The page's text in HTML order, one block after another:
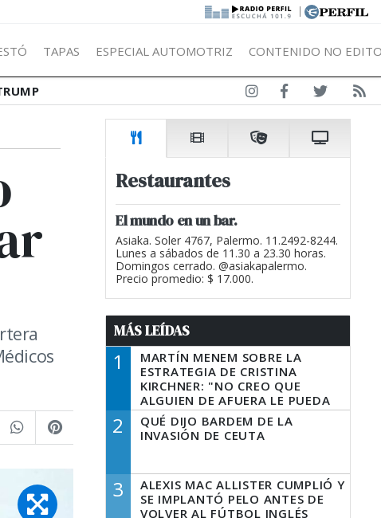
|
TAPAS ESPECIAL AUTOMOTRIZ CONTENIDO NO
Restaurantes
El mundo en un bar.
Asiaka. Soler 4767, Palermo. 11.2492-8244.
Lunes a sábados de 11.30 a 23.30 horas.
Domingos cerrado. @asiakapalermo.
Precio promedio: $ 17.000.
MÁS LEÍDAS
1
MARTÍN MENEM SOBRE LA
ESTRATEGIA DE CRISTINA
KIRCHNER: "NO CREO QUE
ALGUIEN DE AFUERA LE PUEDA
DECIR A LA JUSTICIA LO QUE
TIENE QUE HACER"
2
QUÉ DIJO BARDEM DE LA
INVASIÓN DE CEUTA
3
ALEXIS MAC ALLISTER CUMPLIÓ Y
SE IMPLANTÓ PELO ANTES DE
VOLVER AL FÚTBOL INGLÉS